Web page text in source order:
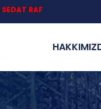
SEDAT RAF